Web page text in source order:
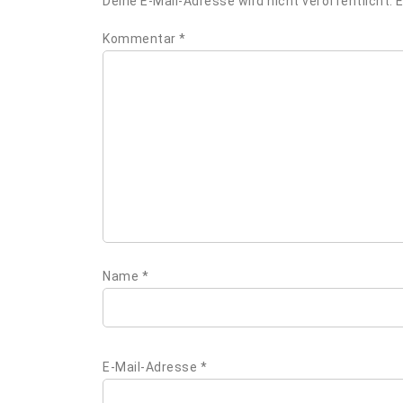
Kommentar *
Name *
E-Mail-Adresse *